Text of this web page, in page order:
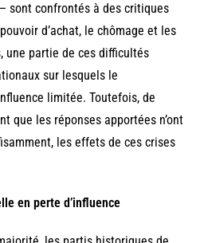
sont confrontés à des critiques
d’achat, le chômage et les
une partie de ces difficultés
sur lesquels le
limitée. Toutefois, de
que les réponses apportées n’ont
les effets de ces crises
en perte d’influence